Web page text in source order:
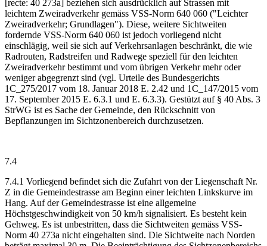
[recte: 40 273a] beziehen sich ausdrücklich auf Strassen mit
leichtem Zweiradverkehr gemäss VSS-Norm 640 060 ("Leichter
Zweiradverkehr; Grundlagen"). Diese, weitere Sichtweiten
fordernde VSS-Norm 640 060 ist jedoch vorliegend nicht
einschlägig, weil sie sich auf Verkehrsanlagen beschränkt, die wie
Radrouten, Radstreifen und Radwege speziell für den leichten
Zweiradverkehr bestimmt und vom übrigen Verkehr mehr oder
weniger abgegrenzt sind (vgl. Urteile des Bundesgerichts
1C_275/2017 vom 18. Januar 2018 E. 2.42 und 1C_147/2015 vom
17. September 2015 E. 6.3.1 und E. 6.3.3). Gestützt auf § 40 Abs. 3
StrWG ist es Sache der Gemeinde, den Rückschnitt von
Bepflanzungen im Sichtzonenbereich durchzusetzen.
7.4
7.4.1 Vorliegend befindet sich die Zufahrt von der Liegenschaft Nr.
Z in die Gemeindestrasse am Beginn einer leichten Linkskurve im
Hang. Auf der Gemeindestrasse ist eine allgemeine
Höchstgeschwindigkeit von 50 km/h signalisiert. Es besteht kein
Gehweg. Es ist unbestritten, dass die Sichtweiten gemäss VSS-
Norm 40 273a nicht eingehalten sind. Die Sichtweite nach Norden